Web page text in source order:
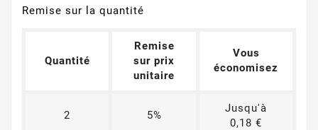
Remise sur la quantité
Quantité
Remise
sur prix
unitaire
Vous
économisez
2 5%
Jusqu'à
0,18 €